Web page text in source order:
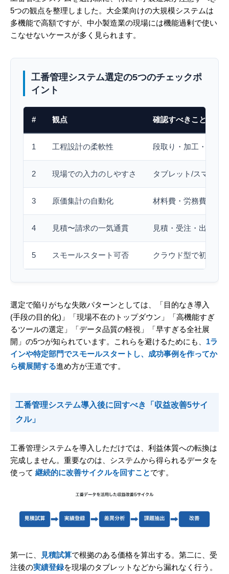
5つの観点を整理しました。大企業向けの大規模システムは
多機能で高額ですが、中小製造業の現場には機能過剰で使い
こなせないケースが多く見られます。
工番管理システム選定の5つのチェックポ
イント
# 観点 確認すべきこと
1 工程設計の柔軟性 段取り・加工・担当
2 現場での入力のしやすさ タブレット/スマホ対
3 原価集計の自動化 材料費・労務費・外
4 見積〜請求の一気通貫 見積・受注・出荷・
5 スモールスタート可否 クラウド型で初期投
選定で陥りがちな失敗パターンとしては、「目的なき導入
(手段の目的化)」「現場不在のトップダウン」「高機能すぎ
るツールの選定」「データ品質の軽視」「早すぎる全社展
開」の5つが知られています。これらを避けるためにも、 1ラ
インや特定部門でスモールスタートし、成功事例を作ってか
ら横展開する進め方が王道です。
工番管理システム導入後に回すべき「収益改善5サイ
クル」
工番管理システムを導入しただけでは、利益体質への転換は
完成しません。重要なのは、システムから得られるデータを
使って 継続的に改善サイクルを回すことです。
第一に、 見積試算で根拠のある価格を算出する。第二に、受
注後の実績登録を現場のタブレットなどから漏れなく行う。